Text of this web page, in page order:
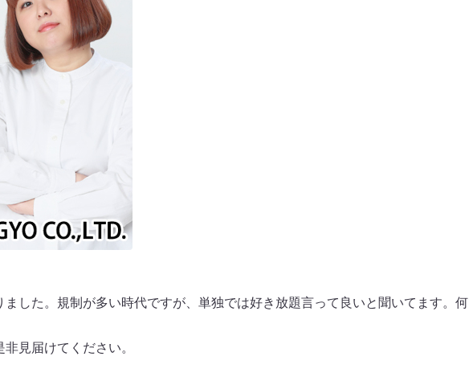
した。規制が多い時代ですが、単独では好き放題⾔って良いと聞いてます。何
⾒届けてください。